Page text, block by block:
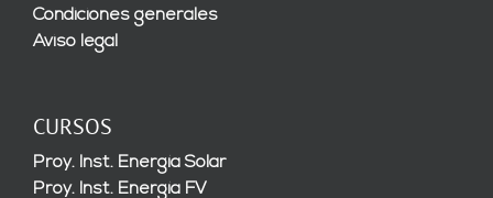
Condiciones generales
Aviso legal
CURSOS
Proy. Inst. Energía Solar
Proy. Inst. Energía FV